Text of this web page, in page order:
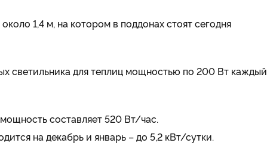
1,4 м, на котором в поддонах стоят сегодня
светильника для теплиц мощностью по 200 Вт каждый
составляет 520 Вт/час.
на декабрь и январь – до 5,2 кВт/сутки.